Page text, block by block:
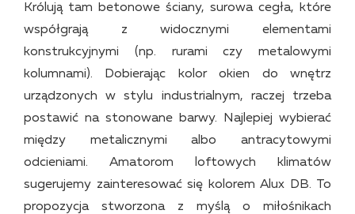
Królują tam betonowe ściany, surowa cegła, które
współgrają z widocznymi elementami
konstrukcyjnymi (np. rurami czy metalowymi
kolumnami). Dobierając kolor okien do wnętrz
urządzonych w stylu industrialnym, raczej trzeba
postawić na stonowane barwy. Najlepiej wybierać
między metalicznymi albo antracytowymi
odcieniami. Amatorom loftowych klimatów
sugerujemy zainteresować się kolorem Alux DB. To
propozycja stworzona z myślą o miłośnikach